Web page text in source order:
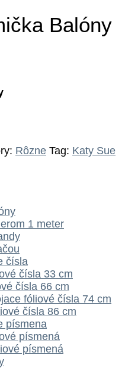
Balóny
Rôzne Tag: Katy Sue
1 meter
čísla
čísla 33 cm
čísla 66 cm
fóliové čísla 74 cm
čísla 86 cm
písmena
písmená
písmená